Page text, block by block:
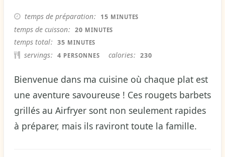
temps de préparation 15 MINUTES
MINUTES
temps de cuisson 20 MINUTES
MINUTES
temps total 35 MINUTES
MINUTES
servings 4 PERSONNES calories 230
Bienvenue dans ma cuisine où chaque plat est
une aventure savoureuse ! Ces rougets barbets
grillés au Airfryer sont non seulement rapides
à préparer, mais ils raviront toute la famille.